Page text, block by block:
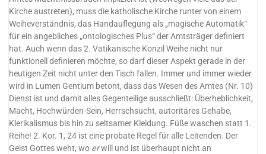
Kirche austreten), muss die katholische Kirche runter von einem
Weiheverständnis, das Handauflegung als „magische Automatik“
für ein angebliches „ontologisches Plus“ der Amtsträger definiert
hat. Auch wenn das 2. Vatikanische Konzil Weihe nicht nur
funktionell definieren möchte, so darf dieser Aspekt gerade in der
heutigen Zeit nicht unter den Tisch fallen. Immer und immer wieder
wird in Lumen Gentium betont, dass das Wesen des Amtes (Nr. 10)
Dienst ist und damit alles Gegenteilige ausschließt: Überheblichkeit,
Macht, Hochwürden-Sein, Herrschsucht, autoritäres Gehabe,
Klerikalismus bis hin zu seltsamer Kleidung. Füße waschen statt 1.
Reihe! 2. Kor. 1, 24 ist eine probate Regel für alle Leitenden. Der
Geist Gottes weht, wo erwill und ist überhaupt nicht an